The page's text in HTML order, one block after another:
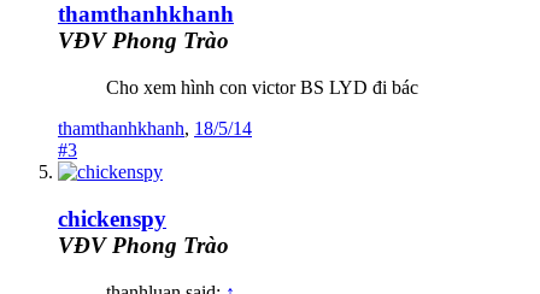
thamthanhkhanh
VĐV Phong Trào
Cho xem hình con victor BS LYD đi bác
thamthanhkhanh, 18/5/14
#3
chickenspy
VĐV Phong Trào